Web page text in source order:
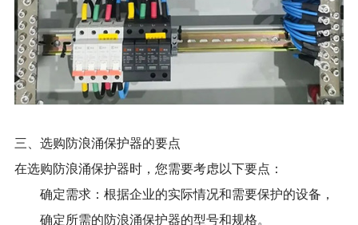
三、选购防浪涌保护器的要点
在选购防浪涌保护器时，您需要考虑以下要点：
确定需求：根据企业的实际情况和需要保护的设备，
确定所需的防浪涌保护器的型号和规格。